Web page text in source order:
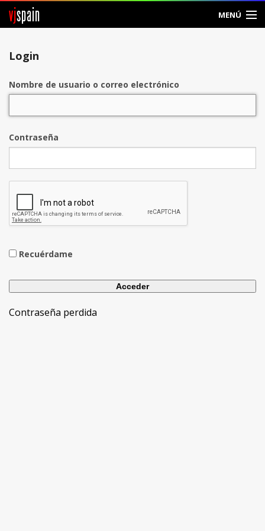
vjspain MENÚ
Login
Nombre de usuario o correo electrónico
Contraseña
Recuérdame
Contraseña perdida